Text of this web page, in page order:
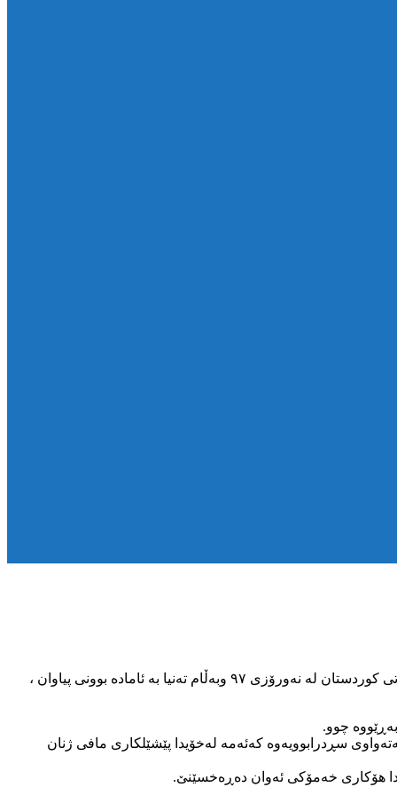
KMMK: بەڕێوەچوونی یەکەمین فستیواڵی “هەڵپەڕکێ”لە ڕۆژهەڵاتی کوردستان لە مەهاباد وبانە و بە بەشداری شارە جیاوازەکانی ڕۆژهەڵاتی کوردستان لە نەورۆزی ۹۷ وبەڵام تەنیا بە ئامادە بوونی پیاوان ،
سڕدرابوویەوە کەئەمە لەخۆیدا پێشێلکاری مافی ژنان
هۆکاری خەمۆکی ئەوان دەڕەخسێنێ.